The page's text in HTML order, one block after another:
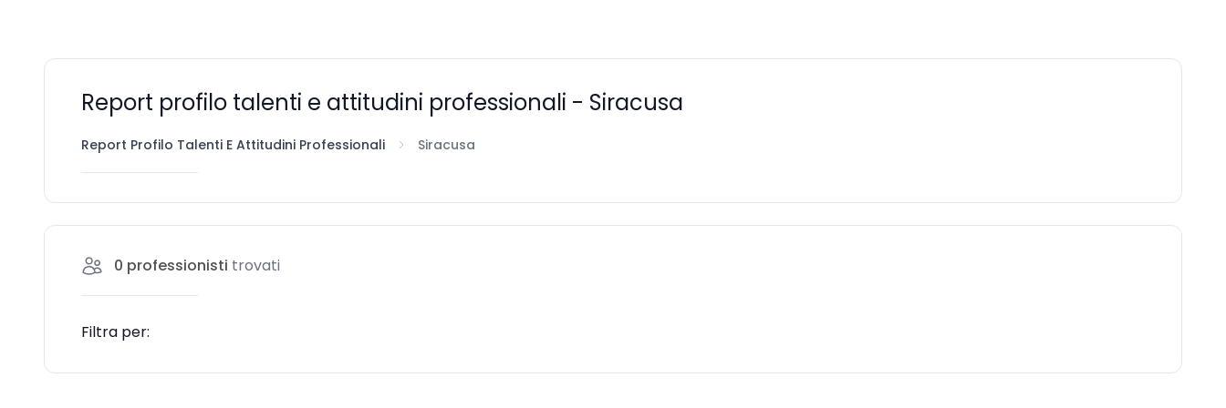
Report profilo talenti e attitudini professionali - Siracusa
Report Profilo Talenti E Attitudini Professionali Siracusa
0 professionisti trovati
Filtra per: